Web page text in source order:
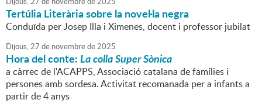
Tertúlia Literària sobre la novel·la negra
Conduïda per Josep Illa i Ximenes, docent i professor jubilat
Dijous,27 de novembrede2025
Hora del conte:La colla Super Sònica
a càrrec de l'ACAPPS, Associació catalana de famílies i
persones amb sordesa. Activitat recomanada per a infants a
partir de 4 anys